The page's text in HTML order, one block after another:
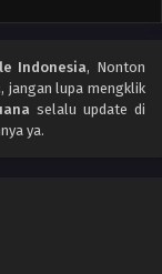
Indonesia, Nonton
, jangan lupa mengklik
selalu update di
ya.